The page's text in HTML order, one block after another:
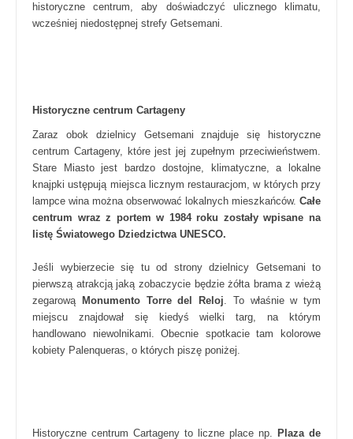
historyczne centrum, aby doświadczyć ulicznego klimatu,
wcześniej niedostępnej strefy Getsemani.
Historyczne centrum Cartageny
Zaraz obok dzielnicy Getsemani znajduje się historyczne
centrum Cartageny, które jest jej zupełnym przeciwieństwem.
Stare Miasto jest bardzo dostojne, klimatyczne, a lokalne
knajpki ustępują miejsca licznym restauracjom, w których przy
lampce wina można obserwować lokalnych mieszkańców. Całe
centrum wraz z portem w 1984 roku zostały wpisane na
listę Światowego Dziedzictwa UNESCO.
Jeśli wybierzecie się tu od strony dzielnicy Getsemani to
pierwszą atrakcją jaką zobaczycie będzie żółta brama z wieżą
zegarową Monumento Torre del Reloj. To właśnie w tym
miejscu znajdował się kiedyś wielki targ, na którym
handlowano niewolnikami. Obecnie spotkacie tam kolorowe
kobiety Palenqueras, o których piszę poniżej.
Historyczne centrum Cartageny to liczne place np. Plaza de